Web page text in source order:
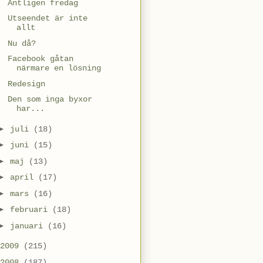
Äntligen fredag
Utseendet är inte
allt
Nu då?
Facebook gåtan
närmare en lösning
Redesign
Den som inga byxor
har...
juli
(18)
juni
(15)
maj
(13)
april
(17)
mars
(16)
februari
(18)
januari (16)
2009
(215)